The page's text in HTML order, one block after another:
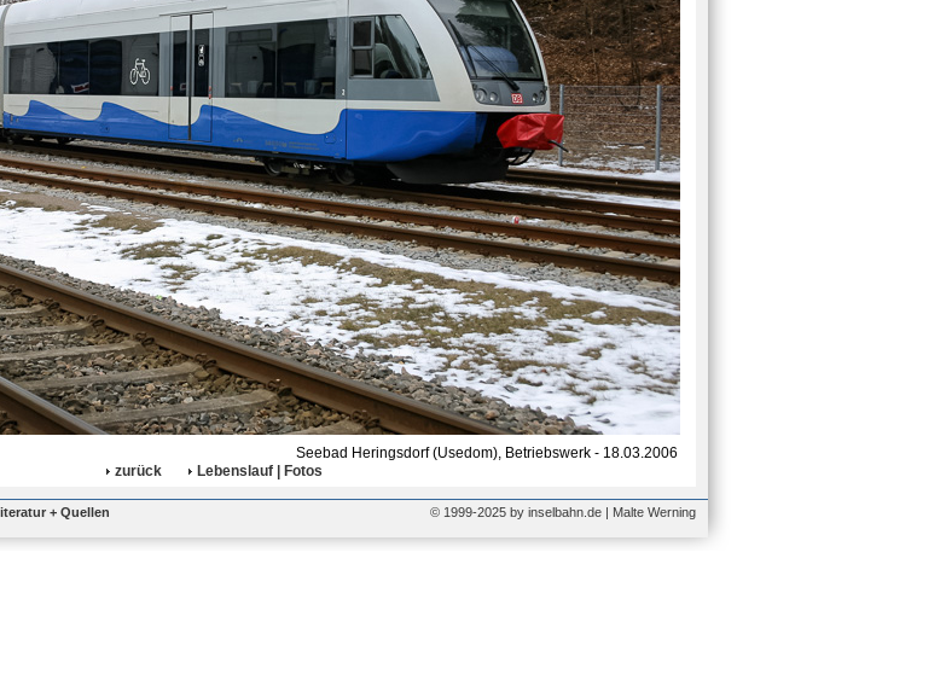
Seebad Heringsdorf (Usedom), Betriebswerk - 18.03.2006
zurück
Lebenslauf | Fotos
+ Quellen © 1999-2025 by inselbahn.de | Malte Werning